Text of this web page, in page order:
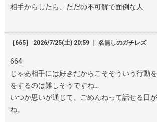
相手からしたら、ただの不可解で面倒な人
［665］ 2026/7/25(土) 20:59 ｜ 名無しのガチレズ
664
じゃあ相手には好きだからこそそういう行動
をするのは難しそうですね…
いつか思いが通じて、ごめんねって話せる日
ね。